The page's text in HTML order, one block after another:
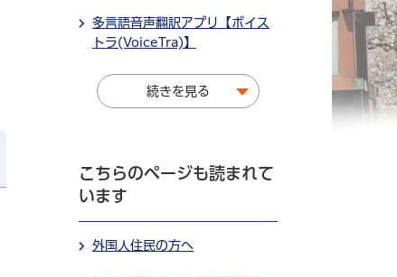
多言語音声翻訳アプリ【ボイス
トラ(VoiceTra)】
続きを見る
こちらのページも読まれて
います
外国人住民の方へ